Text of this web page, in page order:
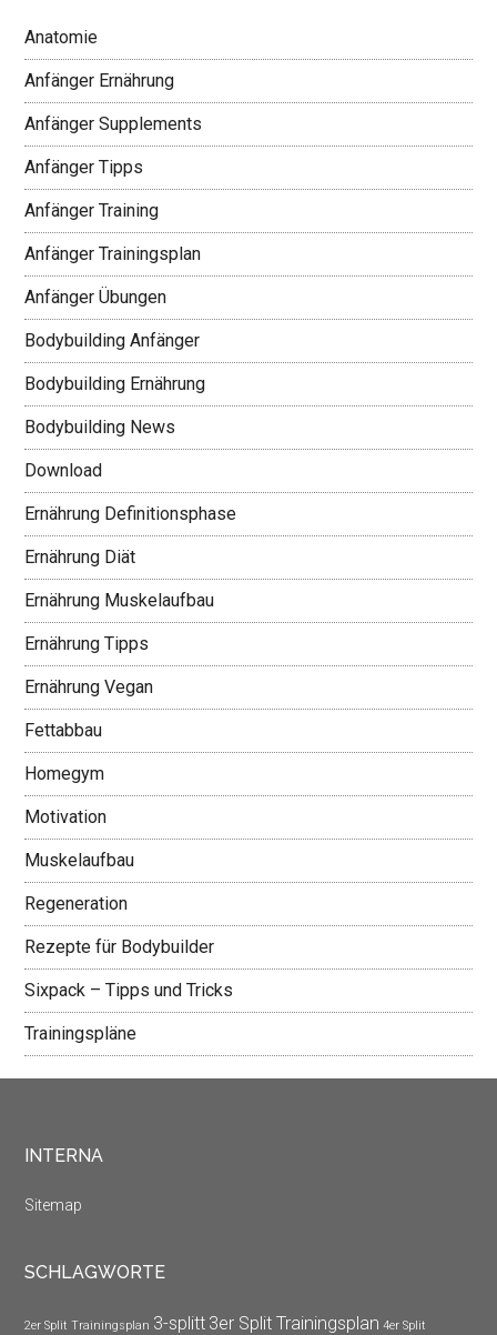
Anatomie
Anfänger Ernährung
Anfänger Supplements
Anfänger Tipps
Anfänger Training
Anfänger Trainingsplan
Anfänger Übungen
Bodybuilding Anfänger
Bodybuilding Ernährung
Bodybuilding News
Download
Ernährung Definitionsphase
Ernährung Diät
Ernährung Muskelaufbau
Ernährung Tipps
Ernährung Vegan
Fettabbau
Homegym
Motivation
Muskelaufbau
Regeneration
Rezepte für Bodybuilder
Sixpack – Tipps und Tricks
Trainingspläne
INTERNA
Sitemap
SCHLAGWORTE
2er Split Trainingsplan 3-splitt 3er Split Trainingsplan 4er Split